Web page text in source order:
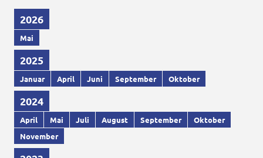
2026
Mai
2025
Januar April Juni September Oktober
2024
April Mai Juli August September
Oktober
November